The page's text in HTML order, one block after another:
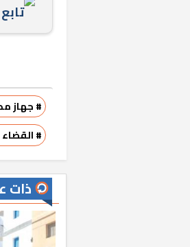
# جهاز
# القضاء
ذات